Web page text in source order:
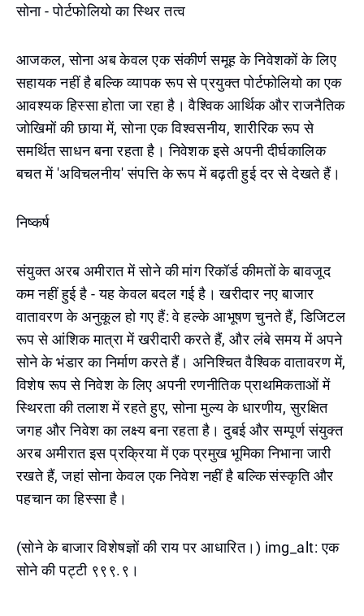
सोना - पोर्टफोलियो का स्थिर तत्व
आजकल, सोना अब केवल एक संकीर्ण समूह के निवेशकों के लिए
सहायक नहीं है बल्कि व्यापक रूप से प्रयुक्त पोर्टफोलियो का एक
आवश्यक हिस्सा होता जा रहा है। वैश्विक आर्थिक और राजनैतिक
जोखिमों की छाया में, सोना एक विश्वसनीय, शारीरिक रूप से
समर्थित साधन बना रहता है। निवेशक इसे अपनी दीर्घकालिक
बचत में 'अविचलनीय' संपत्ति के रूप में बढ़ती हुई दर से देखते हैं।
निष्कर्ष
संयुक्त अरब अमीरात में सोने की मांग रिकॉर्ड कीमतों के बावजूद
कम नहीं हुई है - यह केवल बदल गई है। खरीदार नए बाजार
वातावरण के अनुकूल हो गए हैं: वे हल्के आभूषण चुनते हैं, डिजिटल
रूप से आंशिक मात्रा में खरीदारी करते हैं, और लंबे समय में अपने
सोने के भंडार का निर्माण करते हैं। अनिश्चित वैश्विक वातावरण में,
विशेष रूप से निवेश के लिए अपनी रणनीतिक प्राथमिकताओं में
स्थिरता की तलाश में रहते हुए, सोना मुल्य के धारणीय, सुरक्षित
जगह और निवेश का लक्ष्य बना रहता है। दुबई और सम्पूर्ण संयुक्त
अरब अमीरात इस प्रक्रिया में एक प्रमुख भूमिका निभाना जारी
रखते हैं, जहां सोना केवल एक निवेश नहीं है बल्कि संस्कृति और
पहचान का हिस्सा है।
(सोने के बाजार विशेषज्ञों की राय पर आधारित।) img_alt: एक
सोने की पट्टी ९९९.९।